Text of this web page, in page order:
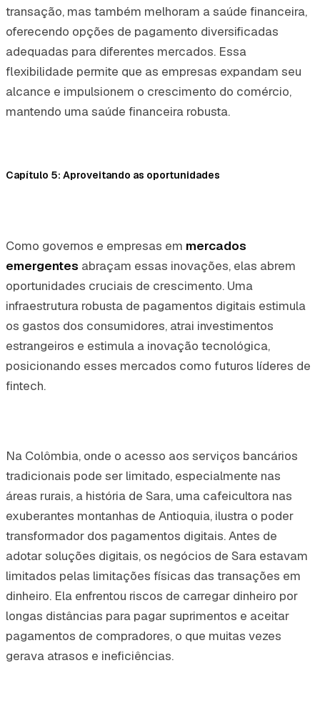
transação, mas também melhoram a saúde financeira,
oferecendo opções de pagamento diversificadas
adequadas para diferentes mercados. Essa
flexibilidade permite que as empresas expandam seu
alcance e impulsionem o crescimento do comércio,
mantendo uma saúde financeira robusta.
Capítulo 5: Aproveitando as oportunidades
Como governos e empresas em mercados
emergentes abraçam essas inovações, elas abrem
oportunidades cruciais de crescimento. Uma
infraestrutura robusta de pagamentos digitais estimula
os gastos dos consumidores, atrai investimentos
estrangeiros e estimula a inovação tecnológica,
posicionando esses mercados como futuros líderes de
fintech.
Na Colômbia, onde o acesso aos serviços bancários
tradicionais pode ser limitado, especialmente nas
áreas rurais, a história de Sara, uma cafeicultora nas
exuberantes montanhas de Antioquia, ilustra o poder
transformador dos pagamentos digitais. Antes de
adotar soluções digitais, os negócios de Sara estavam
limitados pelas limitações físicas das transações em
dinheiro. Ela enfrentou riscos de carregar dinheiro por
longas distâncias para pagar suprimentos e aceitar
pagamentos de compradores, o que muitas vezes
gerava atrasos e ineficiências.